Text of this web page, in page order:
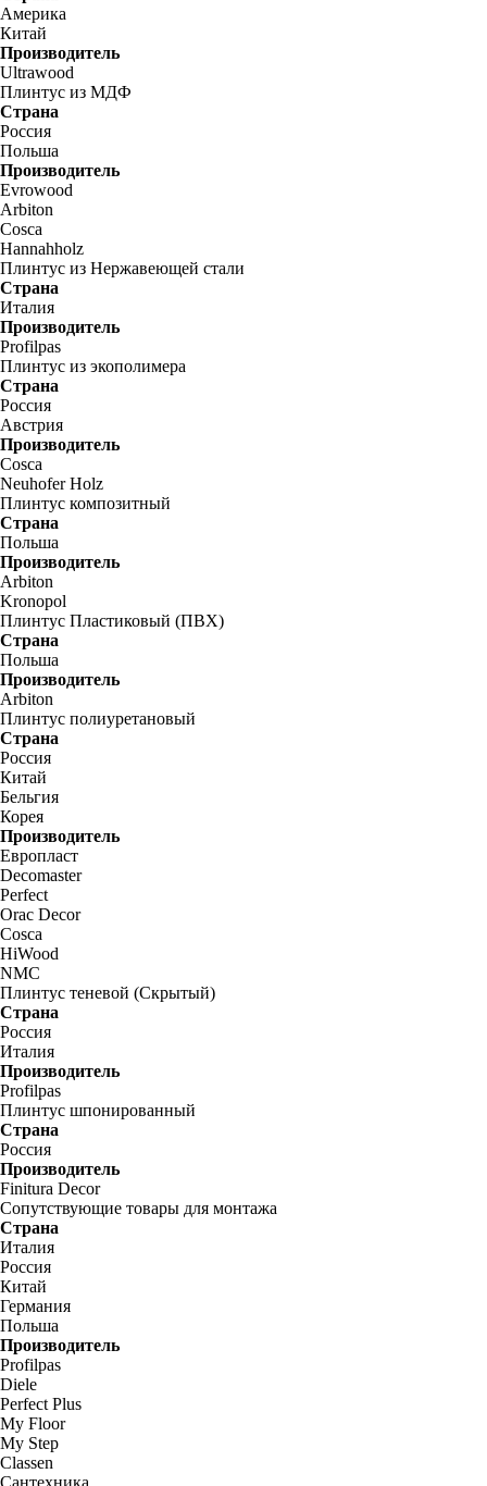
Америка
Китай
Производитель
Ultrawood
Плинтус из МДФ
Страна
Россия
Польша
Производитель
Evrowood
Arbiton
Cosca
Hannahholz
Плинтус из Нержавеющей стали
Страна
Италия
Производитель
Profilpas
Плинтус из экополимера
Страна
Россия
Австрия
Производитель
Cosca
Neuhofer Holz
Плинтус композитный
Страна
Польша
Производитель
Arbiton
Kronopol
Плинтус Пластиковый (ПВХ)
Страна
Польша
Производитель
Arbiton
Плинтус полиуретановый
Страна
Россия
Китай
Бельгия
Корея
Производитель
Европласт
Decomaster
Perfect
Orac Decor
Cosca
HiWood
NMC
Плинтус теневой (Скрытый)
Страна
Россия
Италия
Производитель
Profilpas
Плинтус шпонированный
Страна
Россия
Производитель
Finitura Decor
Сопутствующие товары для монтажа
Страна
Италия
Россия
Китай
Германия
Польша
Производитель
Profilpas
Diele
Perfect Plus
My Floor
My Step
Classen
Сантехника